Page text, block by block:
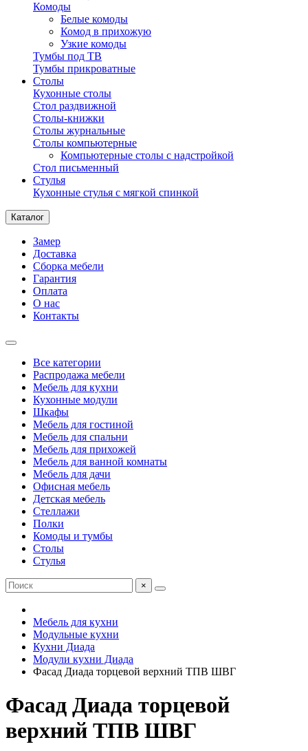
Комоды
Белые комоды
Комод в прихожую
Узкие комоды
Тумбы под ТВ
Тумбы прикроватные
Столы
Кухонные столы
Стол раздвижной
Столы-книжки
Столы журнальные
Столы компьютерные
Компьютерные столы с надстройкой
Стол письменный
Стулья
Кухонные стулья с мягкой спинкой
Каталог
Замер
Доставка
Сборка мебели
Гарантия
Оплата
О нас
Контакты
Все категории
Распродажа мебели
Мебель для кухни
Кухонные модули
Шкафы
Мебель для гостиной
Мебель для спальни
Мебель для прихожей
Мебель для ванной комнаты
Мебель для дачи
Офисная мебель
Детская мебель
Стеллажи
Полки
Комоды и тумбы
Столы
Стулья
×
Мебель для кухни
Модульные кухни
Кухни Диада
Модули кухни Диада
Фасад Диада торцевой верхний ТПВ ШВГ
Фасад Диада торцевой
верхний ТПВ ШВГ